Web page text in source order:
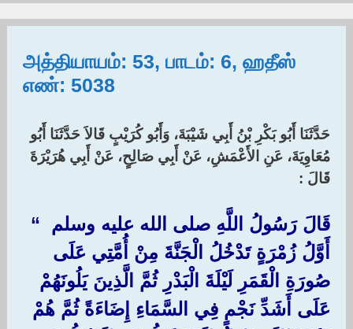
அத்தியாயம்: 53, பாடம்: 6, ஹதீஸ்
எண்: 5038
حَدَّثَنَا أَبُو بَكْرِ بْنُ أَبِي شَيْبَةَ، وَأَبُو كُرَيْبٍ قَالاَ حَدَّثَنَا أَبُو
مُعَاوِيَةَ، عَنِ الأَعْمَشِ، عَنْ أَبِي صَالِحٍ، عَنْ أَبِي هُرَيْرَةَ
قَالَ :‏
قَالَ رَسُولُ اللَّهِ صلى الله عليه وسلم ‏ “‏
أَوَّلُ زُمْرَةٍ تَدْخُلُ الْجَنَّةَ مِنْ أُمَّتِي عَلَى
صُورَةِ الْقَمَرِ لَيْلَةَ الْبَدْرِ ثُمَّ الَّذِينَ يَلُونَهُمْ
عَلَى أَشَدِّ نَجْمٍ فِي السَّمَاءِ إِضَاءَةً ثُمَّ هُمْ